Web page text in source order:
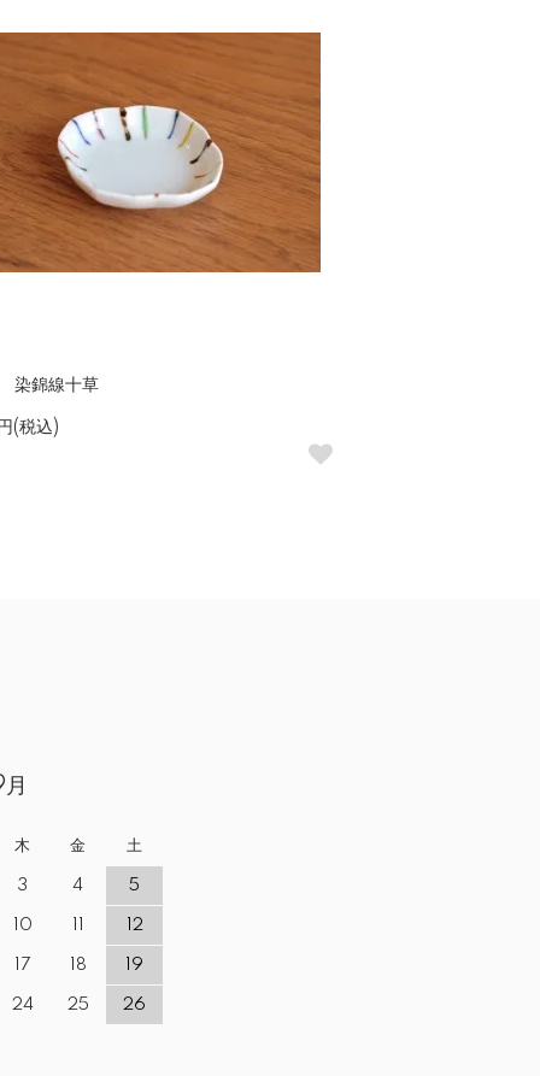
染錦線十草
(税込)
木 金 土
3 4 5
10 12
17 18 19
24 25 26